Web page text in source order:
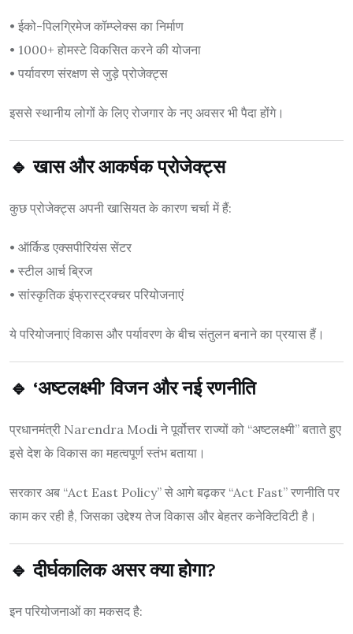
• ईको-पिलग्रिमेज कॉम्प्लेक्स का निर्माण
• 1000+ होमस्टे विकसित करने की योजना
• पर्यावरण संरक्षण से जुड़े प्रोजेक्ट्स
इससे स्थानीय लोगों के लिए रोजगार के नए अवसर भी पैदा होंगे।
🔹 खास और आकर्षक प्रोजेक्ट्स
कुछ प्रोजेक्ट्स अपनी खासियत के कारण चर्चा में हैं:
• ऑर्किड एक्सपीरियंस सेंटर
• स्टील आर्च ब्रिज
• सांस्कृतिक इंफ्रास्ट्रक्चर परियोजनाएं
ये परियोजनाएं विकास और पर्यावरण के बीच संतुलन बनाने का प्रयास हैं।
🔹 ‘अष्टलक्ष्मी’ विजन और नई रणनीति
प्रधानमंत्री Narendra Modi ने पूर्वोत्तर राज्यों को “अष्टलक्ष्मी” बताते हुए
इसे देश के विकास का महत्वपूर्ण स्तंभ बताया।
सरकार अब “Act East Policy” से आगे बढ़कर “Act Fast” रणनीति पर
काम कर रही है, जिसका उद्देश्य तेज विकास और बेहतर कनेक्टिविटी है।
🔹 दीर्घकालिक असर क्या होगा?
इन परियोजनाओं का मकसद है: